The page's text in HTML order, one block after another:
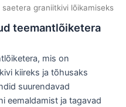
graniitkivi lõikamiseks
teemantlõiketera
mis on
kiireks ja tõhusaks
suurendavad
eemaldamist ja tagavad